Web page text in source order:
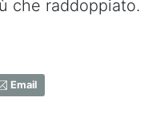
che
Email